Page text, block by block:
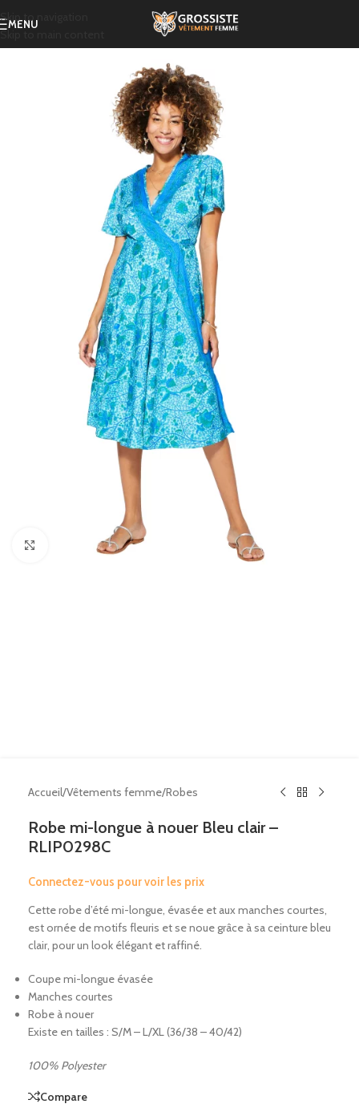
Skip to navigation
Skip to main content
MENU
Click to enlarge
Accueil/Vêtements femme/Robes
Robe mi-longue à nouer Bleu clair –
RLIP0298C
Connectez-vous pour voir les prix
Cette robe d’été mi-longue, évasée et aux manches courtes,
est ornée de motifs fleuris et se noue grâce à sa ceinture bleu
clair, pour un look élégant et raffiné.
Coupe mi-longue évasée
Manches courtes
Robe à nouer
Existe en tailles : S/M – L/XL (36/38 – 40/42)
100% Polyester
Compare